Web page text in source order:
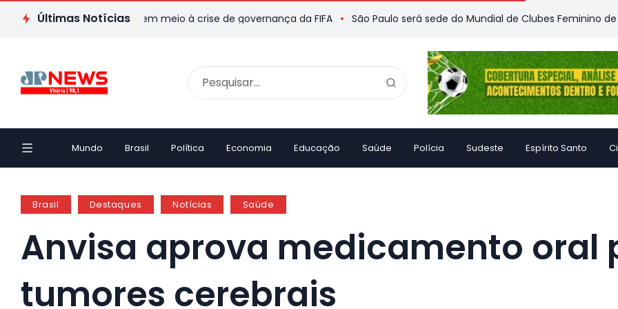
Últimas Notícias
contra Infantino em meio à crise de governança da FIFA São Paulo será sede do Mundial de Clubes Feminino de Vôlei
Mundo Brasil Política Economia Educação Saúde Polícia Sudeste Espírito Santo
Brasil Destaques Notícias Saúde
Anvisa aprova medicamento oral
tumores cerebrais